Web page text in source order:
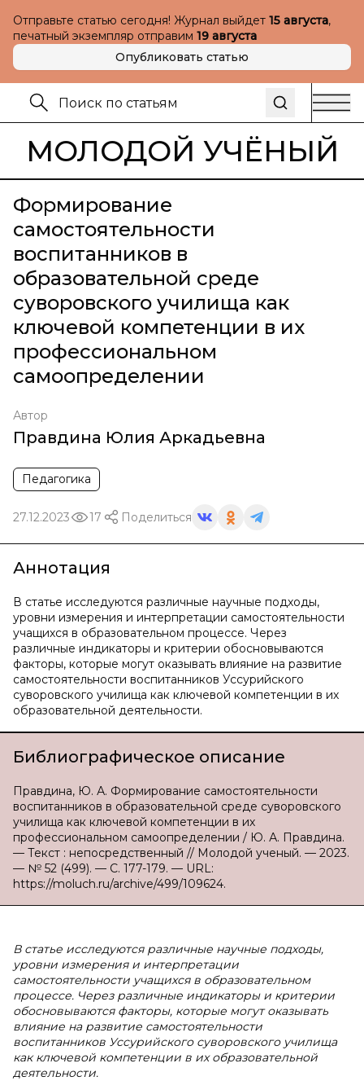
Отправьте статью сегодня! Журнал выйдет 15 августа,
печатный экземпляр отправим 19 августа
Опубликовать статью
МОЛОДОЙ УЧЁНЫЙ
Формирование
самостоятельности
воспитанников в
образовательной среде
суворовского училища как
ключевой компетенции в их
профессиональном
самоопределении
Автор
Правдина Юлия Аркадьевна
Педагогика
27.12.2023 17 Поделиться
Аннотация
В статье исследуются различные научные подходы,
уровни измерения и интерпретации самостоятельности
учащихся в образовательном процессе. Через
различные индикаторы и критерии обосновываются
факторы, которые могут оказывать влияние на развитие
самостоятельности воспитанников Уссурийского
суворовского училища как ключевой компетенции в их
образовательной деятельности.
Библиографическое описание
Правдина, Ю. А. Формирование самостоятельности
воспитанников в образовательной среде суворовского
училища как ключевой компетенции в их
профессиональном самоопределении / Ю. А. Правдина.
— Текст : непосредственный // Молодой ученый. — 2023.
— № 52 (499). — С. 177-179. — URL:
https://moluch.ru/archive/499/109624.
В статье исследуются различные научные подходы,
уровни измерения и интерпретации
самостоятельности учащихся в образовательном
процессе. Через различные индикаторы и критерии
обосновываются факторы, которые могут оказывать
влияние на развитие самостоятельности
воспитанников Уссурийского суворовского училища
как ключевой компетенции в их образовательной
деятельности.